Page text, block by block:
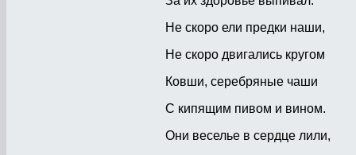
Не скоро ели предки наши,
Не скоро двигались кругом
Ковши, серебряные чаши
С кипящим пивом и вином.
Они веселье в сердце лили,